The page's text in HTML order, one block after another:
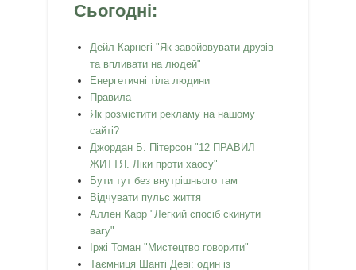
Сьогодні:
Дейл Карнегі "Як завойовувати друзів
та впливати на людей"
Енергетичні тіла людини
Правила
Як розмістити рекламу на нашому
сайті?
Джордан Б. Пітерсон "12 ПРАВИЛ
ЖИТТЯ. Ліки проти хаосу"
Бути тут без внутрішнього там
Відчувати пульс життя
Аллен Карр "Легкий спосiб скинути
вагу"
Іржі Томан "Мистецтво говорити"
Таємниця Шанті Деві: один із